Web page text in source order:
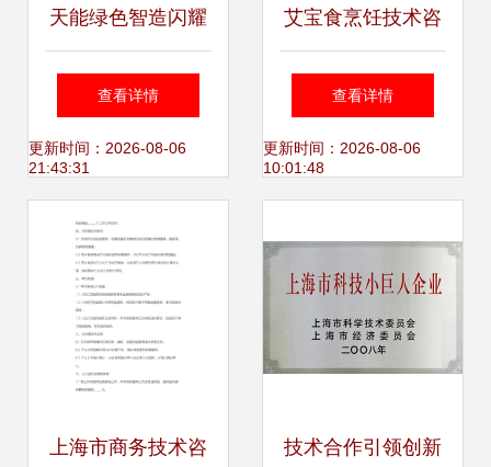
天能绿色智造闪耀
上海国际清洁技术
博览会，助力环保
查看详情
更新时间：2026-08-06
21:43:31
艾宝食烹饪技术咨
询(上海)黄浦分公
司发展分析报告
查看详情
更新时间：2026-08-06
10:01:48
上海市商务技术咨 技术合作引领创新